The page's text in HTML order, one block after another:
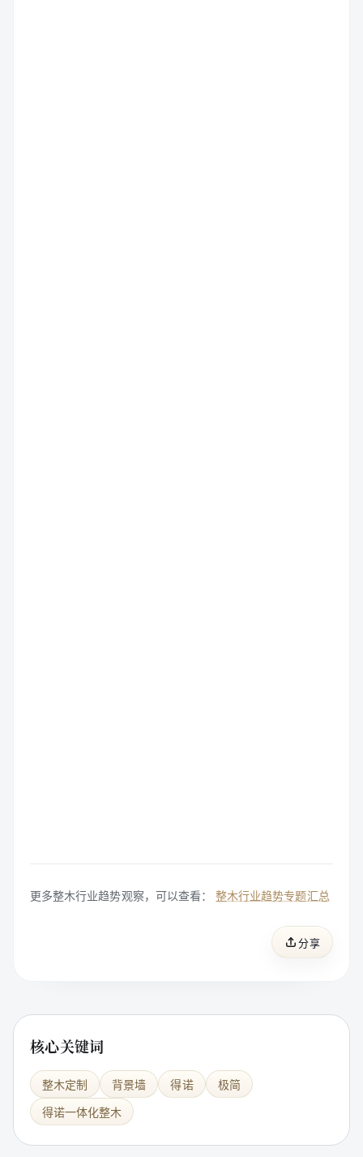
更多整木行业趋势观察，可以查看： 整木行业趋势专题汇总
分享
核心关键词
整木定制 背景墙 得诺
极简
得诺一体化整木